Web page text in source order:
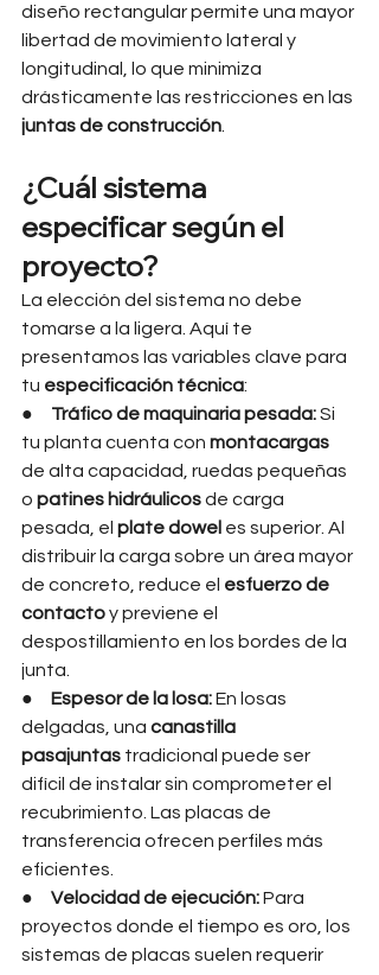
diseño rectangular permite una mayor
libertad de movimiento lateral y
longitudinal, lo que minimiza
drásticamente las restricciones en las
juntas de construcción
¿Cuál sistema
especificar según el
proyecto?
La elección del sistema no debe
tomarse a la ligera. Aquí te
presentamos las variables clave para
tu especificación técnica:
● Tráfico de maquinaria pesada: Si
tu planta cuenta con montacargas
de alta capacidad, ruedas pequeñas
o patines hidráulicos de carga
pesada, el plate dowel es superior. Al
distribuir la carga sobre un área mayor
de concreto, reduce el esfuerzo de
contacto y previene el
despostillamiento en los bordes de la
junta.
● Espesor de la losa: En losas
delgadas, una canastilla
pasajuntas tradicional puede ser
difícil de instalar sin comprometer el
recubrimiento. Las placas de
transferencia ofrecen perfiles más
eficientes.
● Velocidad de ejecución: Para
proyectos donde el tiempo es oro, los
sistemas de placas suelen requerir